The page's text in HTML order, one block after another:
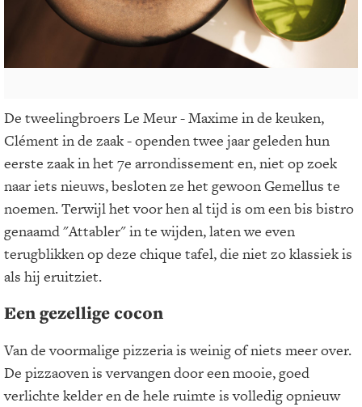
De tweelingbroers Le Meur - Maxime in de keuken,
Clément in de zaak - openden twee jaar geleden hun
eerste zaak in het 7e arrondissement en, niet op zoek
naar iets nieuws, besloten ze het gewoon Gemellus te
noemen. Terwijl het voor hen al tijd is om een bis bistro
genaamd "Attabler" in te wijden, laten we even
terugblikken op deze chique tafel, die niet zo klassiek is
als hij eruitziet.
Een gezellige cocon
Van de voormalige pizzeria is weinig of niets meer over.
De pizzaoven is vervangen door een mooie, goed
verlichte kelder en de hele ruimte is volledig opnieuw